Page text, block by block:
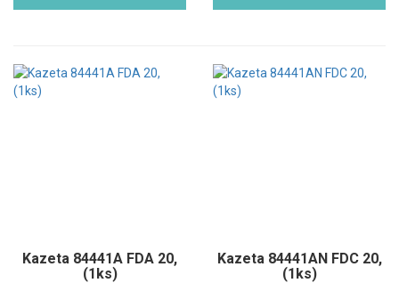
Kazeta 84441A FDA 20,
(1ks)
Kazeta 84441AN FDC 20,
(1ks)